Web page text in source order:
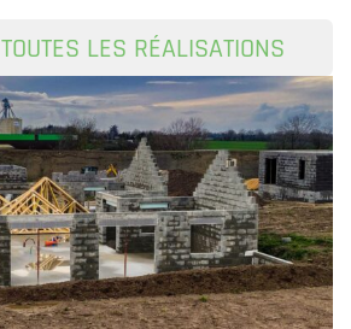
TOUTES LES RÉALISATIONS